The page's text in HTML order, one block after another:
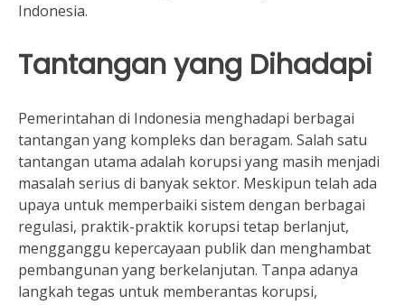
Indonesia.
Tantangan yang Dihadapi
Pemerintahan di Indonesia menghadapi berbagai
tantangan yang kompleks dan beragam. Salah satu
tantangan utama adalah korupsi yang masih menjadi
masalah serius di banyak sektor. Meskipun telah ada
upaya untuk memperbaiki sistem dengan berbagai
regulasi, praktik-praktik korupsi tetap berlanjut,
mengganggu kepercayaan publik dan menghambat
pembangunan yang berkelanjutan. Tanpa adanya
langkah tegas untuk memberantas korupsi,